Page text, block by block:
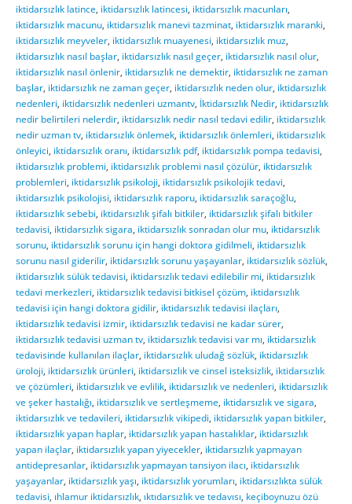
iktidarsızlık latince iktidarsızlık latincesi iktidarsızlık macunları
iktidarsızlık macunu iktidarsızlık manevi tazminat iktidarsızlık maranki
iktidarsızlık meyveler iktidarsızlık muayenesi iktidarsızlık muz
iktidarsızlık nasıl başlar iktidarsızlık nasıl geçer iktidarsızlık nasıl olur
iktidarsızlık nasıl önlenir iktidarsızlık ne demektir iktidarsızlık ne zaman
başlar iktidarsızlık ne zaman geçer iktidarsızlık neden olur iktidarsızlık
nedenleri iktidarsızlık nedenleri uzmantv İktidarsızlık Nedir iktidarsızlık
nedir belirtileri nelerdir iktidarsızlık nedir nasıl tedavi edilir iktidarsızlık
nedir uzman tv iktidarsızlık önlemek iktidarsızlık önlemleri iktidarsızlık
önleyici iktidarsızlık oranı iktidarsızlık pdf, iktidarsızlık pompa tedavisi
iktidarsızlık problemi iktidarsızlık problemi nasıl çözülür iktidarsızlık
problemleri iktidarsızlık psikoloji iktidarsızlık psikolojik tedavi
iktidarsızlık psikolojisi iktidarsızlık raporu iktidarsızlık saraçoğlu
iktidarsızlık sebebi iktidarsızlık şifalı bitkiler iktidarsızlık şifalı bitkiler
tedavisi iktidarsızlık sigara iktidarsızlık sonradan olur mu iktidarsızlık
sorunu iktidarsızlık sorunu için hangi doktora gidilmeli iktidarsızlık
sorunu nasıl giderilir iktidarsızlık sorunu yaşayanlar iktidarsızlık sözlük
iktidarsızlık sülük tedavisi iktidarsızlık tedavi edilebilir mi iktidarsızlık
tedavi merkezleri iktidarsızlık tedavisi bitkisel çözüm iktidarsızlık
tedavisi için hangi doktora gidilir iktidarsızlık tedavisi ilaçları
iktidarsızlık tedavisi izmir iktidarsızlık tedavisi ne kadar sürer
iktidarsızlık tedavisi uzman tv iktidarsızlık tedavisi var mı iktidarsızlık
tedavisinde kullanılan ilaçlar iktidarsızlık uludağ sözlük iktidarsızlık
üroloji iktidarsızlık ürünleri iktidarsızlık ve cinsel isteksizlik iktidarsızlık
ve çözümleri iktidarsızlık ve evlilik iktidarsızlık ve nedenleri iktidarsızlık
ve şeker hastalığı iktidarsızlık ve sertleşmeme iktidarsızlık ve sigara
iktidarsızlık ve tedavileri iktidarsızlık vikipedi iktidarsızlık yapan bitkiler
iktidarsızlık yapan haplar iktidarsızlık yapan hastalıklar iktidarsızlık
yapan ilaçlar iktidarsızlık yapan yiyecekler iktidarsızlık yapmayan
antidepresanlar iktidarsızlık yapmayan tansiyon ilacı iktidarsızlık
yaşayanlar iktidarsızlık yaşı iktidarsızlık yorumları iktidarsızlıkta sülük
tedavisi ıhlamur iktidarsızlık ıktıdarsızlık ve tedavısı keçiboynuzu özü